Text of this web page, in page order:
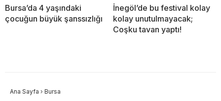
Bursa’da 4 yaşındaki
çocuğun büyük şanssızlığı
İnegöl’de bu festival kolay
kolay unutulmayacak;
Coşku tavan yaptı!
Ana Sayfa › Bursa